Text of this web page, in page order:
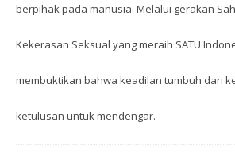
berpihak pada manusia. Melalui gerakan
Kekerasan Seksual yang meraih SATU
membuktikan bahwa keadilan tumbuh dari
ketulusan untuk mendengar.